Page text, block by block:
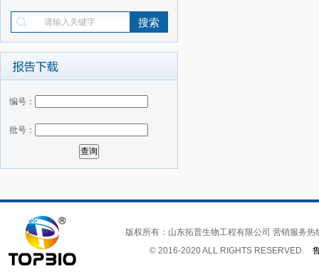
编号：
批号：
版权所有：山东拓普生物工程有限公司 营销服务热
© 2016-2020 ALL RIGHTS RESERVED.